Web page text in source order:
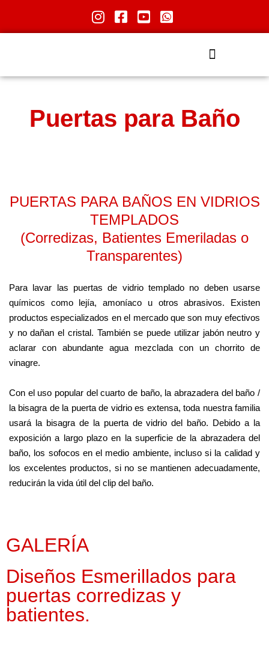
Puertas para Baño
PUERTAS PARA BAÑOS EN VIDRIOS
TEMPLADOS
(Corredizas, Batientes Emeriladas o
Transparentes)
Para lavar las puertas de vidrio templado no deben usarse
químicos como lejía, amoníaco u otros abrasivos. Existen
productos especializados en el mercado que son muy efectivos
y no dañan el cristal. También se puede utilizar jabón neutro y
aclarar con abundante agua mezclada con un chorrito de
vinagre.
Con el uso popular del cuarto de baño, la abrazadera del baño /
la bisagra de la puerta de vidrio es extensa, toda nuestra familia
usará la bisagra de la puerta de vidrio del baño. Debido a la
exposición a largo plazo en la superficie de la abrazadera del
baño, los sofocos en el medio ambiente, incluso si la calidad y
los excelentes productos, si no se mantienen adecuadamente,
reducirán la vida útil del clip del baño.
GALERÍA
Diseños Esmerillados para
puertas corredizas y
batientes.